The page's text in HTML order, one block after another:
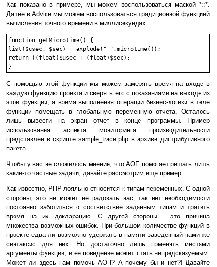
Как показано в примере, мы можем воспользоваться маской *::*.
Далее в Advice мы можем воспользоваться традиционной функцией
вычисления точного времени в миллисекундах
function getMicrotime() {
list($usec, $sec) = explode(" ",microtime());
return ((float)$usec + (float)$sec);
С помощью этой функции мы можем замерять время на входе в
каждую функцию проекта и сверять его с показаниями на выходе из
этой функции, а время выполнения операций бизнес-логики в теле
функции помещать в глобальную переменную отчета. Осталось
лишь вывести на экран отчет в конце программы. Пример
использования аспекта мониторинга производительности
представлен в скрипте sample_trace.php в архиве дистрибутивного
пакета.
Чтобы у вас не сложилось мнение, что АОП помогает решать лишь
какие-то частные задачи, давайте рассмотрим еще пример.
Как известно, PHP лояльно относится к типам переменных. С одной
стороны, это не может не радовать нас, так нет необходимости
постоянно заботиться о соответствие заданным типам и тратить
время на их декларацию. С другой стороны - это причина
множества возможных ошибок. При большом количестве функций в
проекте едва ли возможно удержать в памяти заведенный нами же
синтаксис для них. Но достаточно лишь поменять местами
аргументы функции, и ее поведение может стать непредсказуемым.
Может ли здесь нам помочь АОП? А почему бы и нет?! Давайте